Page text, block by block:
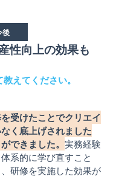
後
性向上の効果も
えてください。
受けたことでクリエイ
く底上げされました
できました。 実務経験
系的に学び直すこと
研修を実施した効果が